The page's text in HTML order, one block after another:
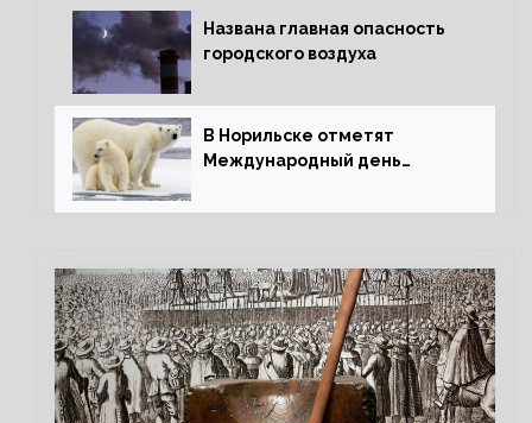
Названа главная опасность
городского воздуха
В Норильске отметят
Международный день